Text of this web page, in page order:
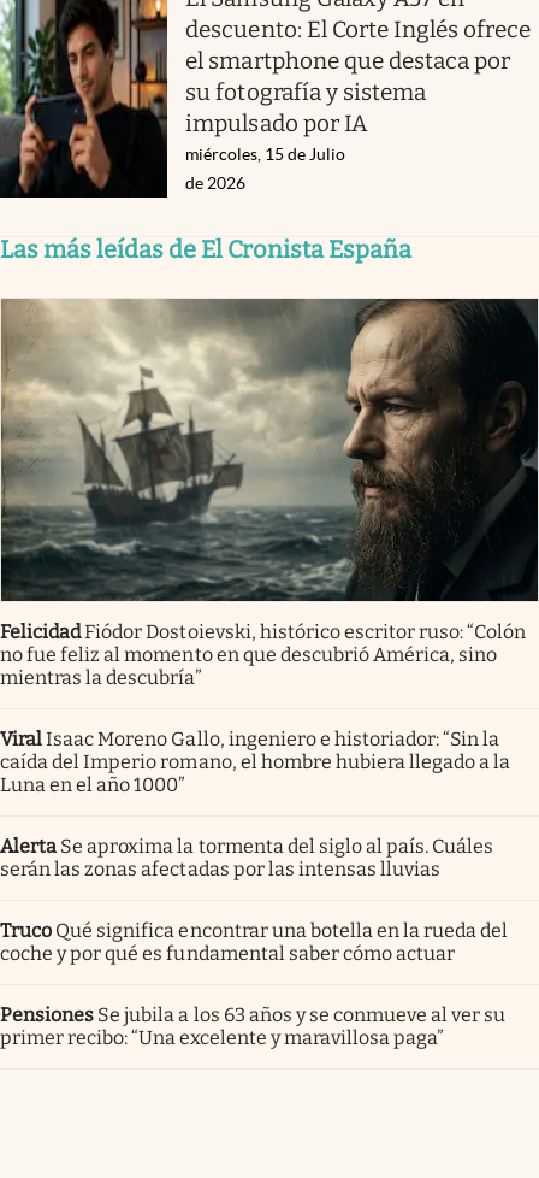
descuento: El Corte Inglés ofrece
el smartphone que destaca por
su fotografía y sistema
impulsado por IA
miércoles, 15 de Julio
de 2026
Las más leídas de El Cronista España
FelicidadFiódor Dostoievski, histórico escritor ruso: “Colón
no fue feliz al momento en que descubrió América, sino
mientras la descubría”
ViralIsaac Moreno Gallo, ingeniero e historiador: “Sin la
caída del Imperio romano, el hombre hubiera llegado a la
Luna en el año 1000”
Alerta Se aproxima la tormenta del siglo al país. Cuáles
serán las zonas afectadas por las intensas lluvias
Truco Qué significa encontrar una botella en la rueda del
coche y por qué es fundamental saber cómo actuar
Pensiones Se jubila a los 63 años y se conmueve al ver su
primer recibo: “Una excelente y maravillosa paga”